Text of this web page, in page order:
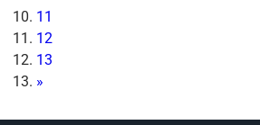
11
12
13
»